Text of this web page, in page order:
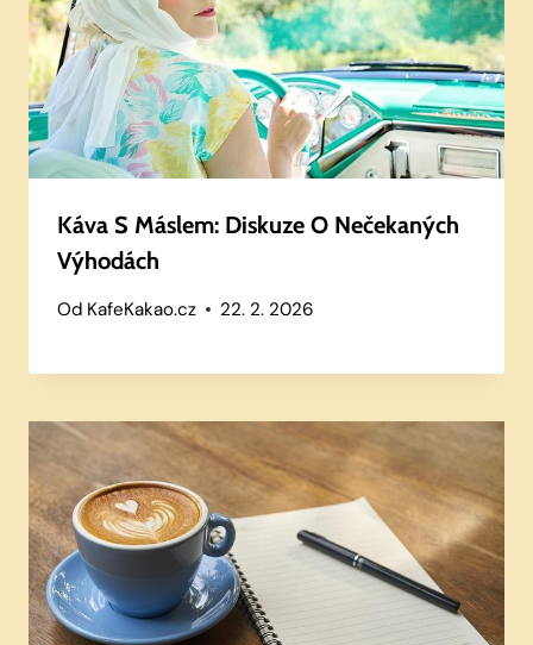
Káva S Máslem: Diskuze O Nečekaných
Výhodách
Od KafeKakao.cz 22. 2. 2026